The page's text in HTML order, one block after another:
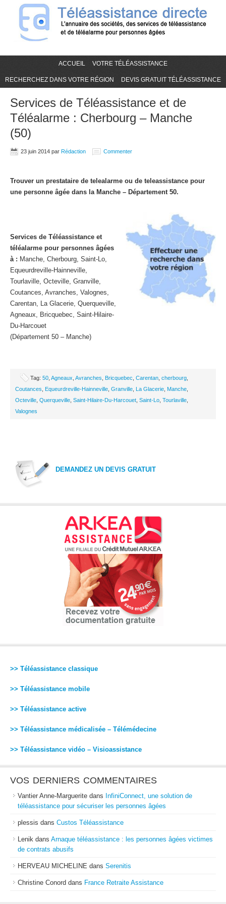
ACCUEIL VOTRE TÉLÉASSISTANCE
RECHERCHEZ DANS VOTRE RÉGION DEVIS GRATUIT TÉLÉASSISTANCE
Services de Téléassistance et de
Téléalarme : Cherbourg – Manche
(50)
23 juin 2014 par Rédaction Commenter
Trouver un prestataire de telealarme ou de teleassistance pour
une personne âgée dans la Manche – Département 50.
Services de Téléassistance et
téléalarme pour personnes âgées
à : Manche, Cherbourg, Saint-Lo,
Equeurdreville-Hainneville,
Tourlaville, Octeville, Granville,
Coutances, Avranches, Valognes,
Carentan, La Glacerie, Querqueville,
Agneaux, Bricquebec, Saint-Hilaire-
Du-Harcouet
(Département 50 – Manche)
Tag: 50 Agneaux Avranches Bricquebec Carentan cherbourg
Coutances
Equeurdreville-Hainneville Granville La Glacerie Manche
Octeville Querqueville Saint-Hilaire-Du-Harcouet Saint-Lo Tourlaville
Valognes
DEMANDEZ UN DEVIS GRATUIT
>> Téléassistance classique
>> Téléassistance mobile
>> Téléassistance active
>> Téléassistance médicalisée – Télémédecine
>> Téléassistance vidéo – Visioassistance
VOS DERNIERS COMMENTAIRES
Vantier Anne-Marguerite dans InfiniConnect, une solution de
téléassistance pour sécuriser les personnes âgées
plessis dans Custos Téléassistance
Lenik dans Arnaque téléassistance : les personnes âgées victimes
de contrats abusifs
HERVEAU MICHELINE dans Serenitis
Christine Conord dans France Retraite Assistance